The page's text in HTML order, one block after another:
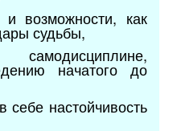
и возможности, как
судьбы,
начатого до
себе настойчивость